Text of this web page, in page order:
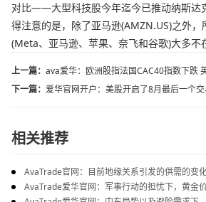
对比——大型科技股今年迄今已推动纳斯达
得注意的是，除了亚马逊(AMZN.US)之外，
(Meta、亚马逊、苹果、奈飞和谷歌)大多不
上一篇： ava爱华：欧洲股指法国CAC40指数下跌
下一篇： 爱华官网开户：美股开启了8月最后一个
相关推荐
AvaTrade官网：目前地缘关系引发的供需的变
油价格持续上涨
AvaTrade爱华官网：军事行动的担忧下，黄金